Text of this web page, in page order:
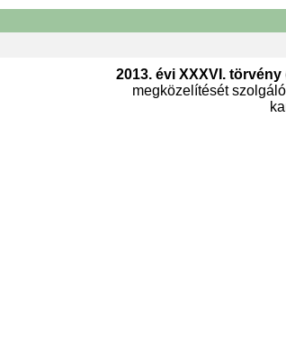
2013. évi XXXVI. törvény
megközelítését